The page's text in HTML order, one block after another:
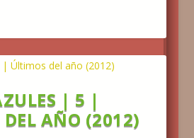
| 5 |
AÑO (2012)